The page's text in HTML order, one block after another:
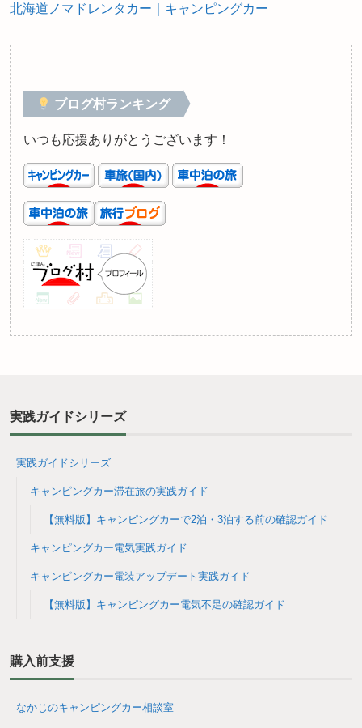
北海道ノマドレンタカー｜キャンピングカー
ブログ村ランキング
いつも応援ありがとうございます！
実践ガイドシリーズ
実践ガイドシリーズ
キャンピングカー滞在旅の実践ガイド
【無料版】キャンピングカーで2泊・3泊する前の確認ガイド
キャンピングカー電気実践ガイド
キャンピングカー電装アップデート実践ガイド
【無料版】キャンピングカー電気不足の確認ガイド
購入前支援
なかじのキャンピングカー相談室